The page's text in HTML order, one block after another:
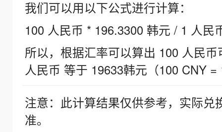
我们可以用以下公式进行计算：
100 人民币 * 196.3300 韩元 / 1 人民
所以，根据汇率可以算出 100 人民
人民币 等于 19633韩元（100 CNY =
注意：此计算结果仅供参考，实际
准。